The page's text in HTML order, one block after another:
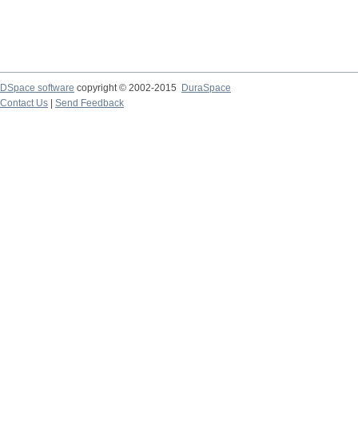
DSpace software copyright © 2002-2015
DuraSpace
Contact Us
Send Feedback